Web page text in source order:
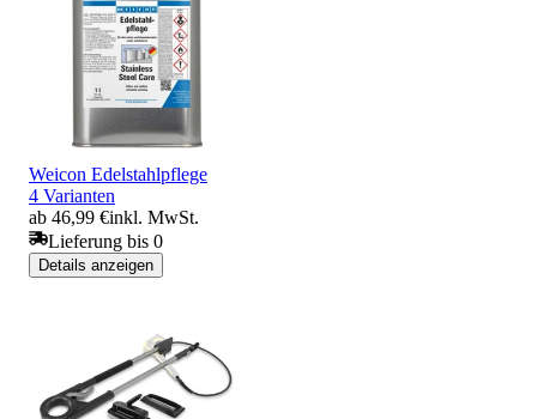
Weicon Edelstahlpflege
4 Varianten
ab 46,99 €inkl. MwSt.
Lieferung bis 0
Details anzeigen